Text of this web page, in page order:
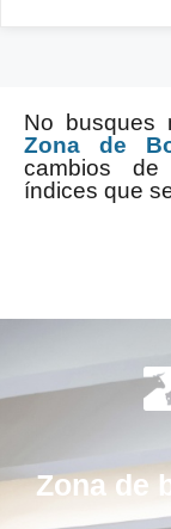
No busques
Zona de
cambios
índices que
Zona de